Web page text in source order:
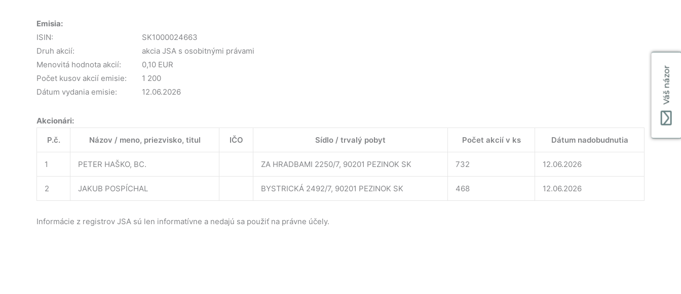
Emisia:
ISIN:
SK1000024663
Druh akcií:
akcia JSA s osobitnými právami
Menovitá hodnota akcií:
0,10 EUR
Počet kusov akcií emisie:
1 200
Dátum vydania emisie:
12.06.2026
Akcionári:
P.č.
Názov / meno, priezvisko, titul IČO Sídlo / trvalý pobyt Počet akcií v ks Dátum nadobudnutia
1 PETER HAŠKO, BC. ZA HRADBAMI 2250/7, 90201 PEZINOK SK 732 12.06.2026
2 JAKUB POSPÍCHAL BYSTRICKÁ 2492/7, 90201 PEZINOK SK 468 12.06.2026
Informácie z registrov JSA sú len informatívne a nedajú sa použiť na právne účely.
Váš názor